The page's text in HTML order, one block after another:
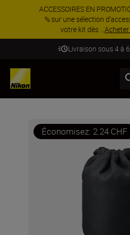
ACCESSOIRES EN
% sur une sélection
votre kit dès ...
Livraison sous 4 à
Économisez: 2.24 CHF